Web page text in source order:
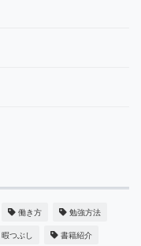
働き方 勉強方法
暇つぶし 書籍紹介